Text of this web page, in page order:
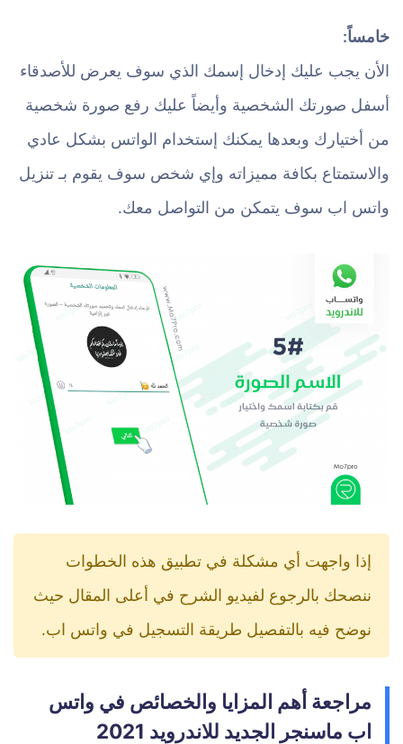
خامساً:
الأن يجب عليك إدخال إسمك الذي سوف يعرض للأصدقاء
أسفل صورتك الشخصية وأيضاً عليك رفع صورة شخصية
من أختيارك وبعدها يمكنك إستخدام الواتس بشكل عادي
والاستمتاع بكافة مميزاته وإي شخص سوف يقوم بـ تنزيل
واتس اب سوف يتمكن من التواصل معك.
إذا واجهت أي مشكلة في تطبيق هذه الخطوات
ننصحك بالرجوع لفيديو الشرح في أعلى المقال حيث
نوضح فيه بالتفصيل طريقة التسجيل في واتس اب.
مراجعة أهم المزايا والخصائص في واتس
اب ماسنجر الجديد للاندرويد 2021